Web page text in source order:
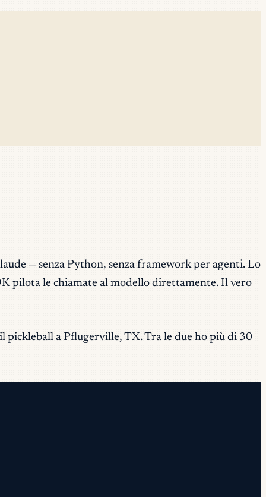
— senza Python, senza framework per agenti. Lo
pilota le chiamate al modello direttamente. Il vero
pickleball a Pflugerville, TX. Tra le due ho più di 30